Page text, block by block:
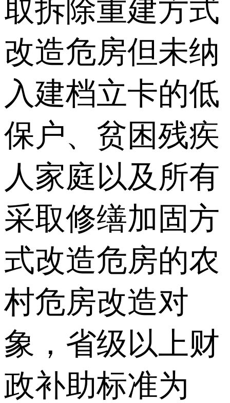
取拆除重建方式
改造危房但未纳
入建档立卡的低
保户、贫困残疾
人家庭以及所有
采取修缮加固方
式改造危房的农
村危房改造对
象，省级以上财
政补助标准为